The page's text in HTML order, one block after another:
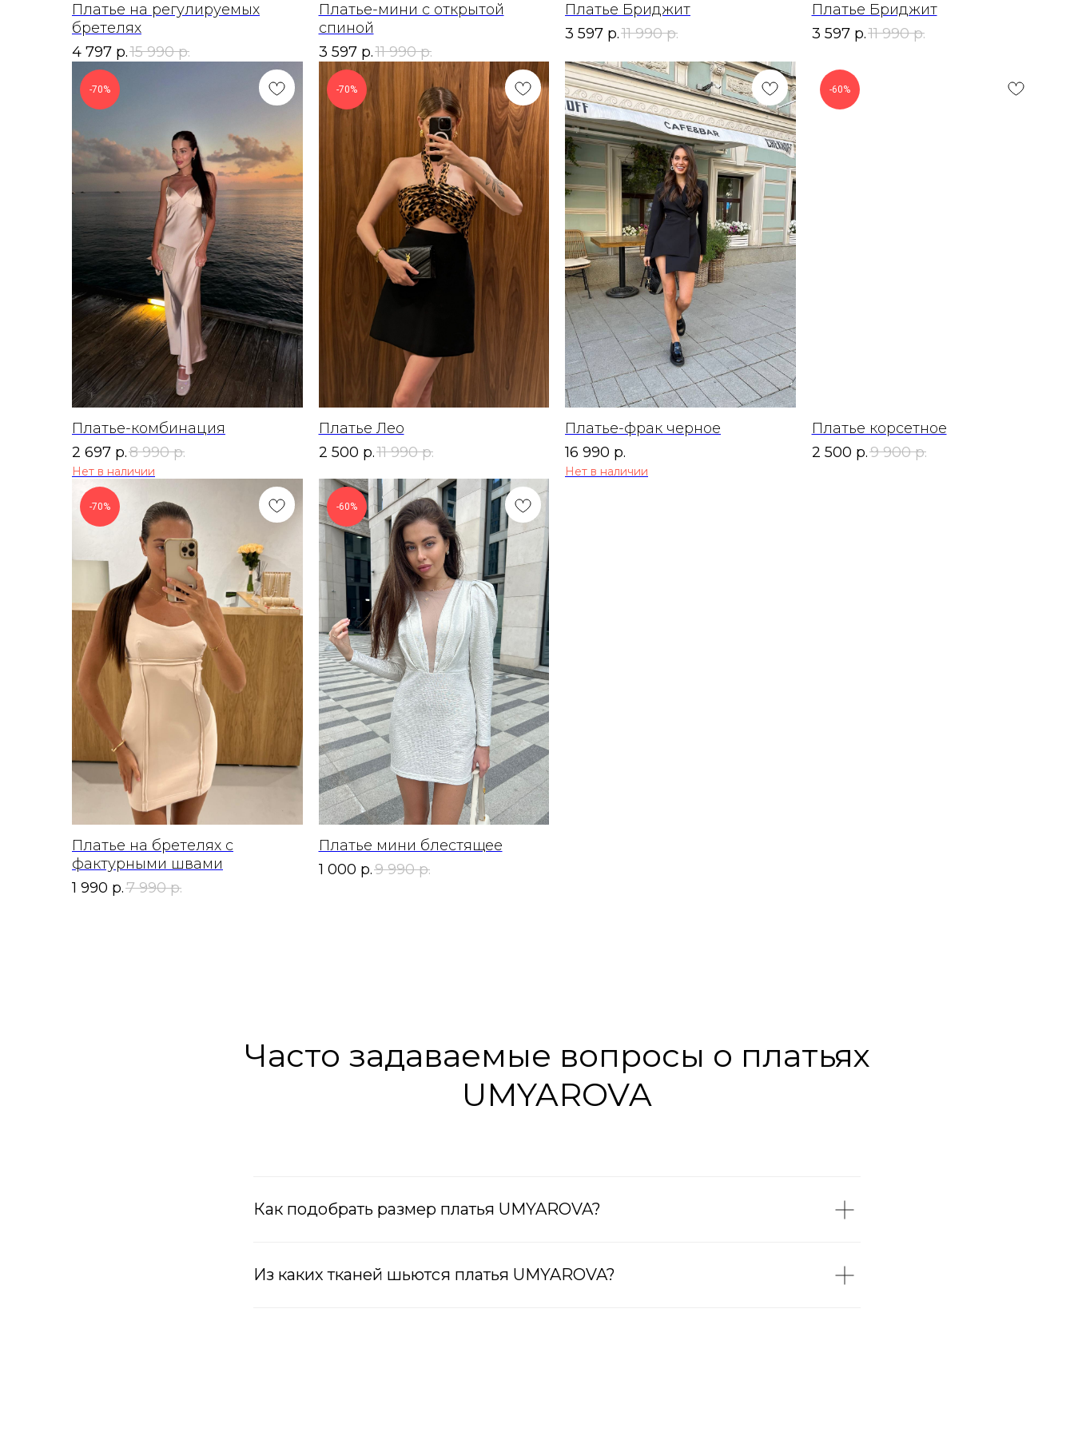
Платье на регулируемых
бретелях
4 797 р.15 990 р.
Платье-мини с открытой
спиной
3 597 р.11 990 р.
Платье Бриджит
3 597 р.11 990 р.
Платье Бриджит
3 597 р.11 990 р.
-70%
Платье-комбинация
2 697 р.8 990 р.
Нет в наличии
-70%
Платье Лео
2 500 р.11 990 р.
Платье-фрак черное
16 990 р.
Нет в наличии
-60%
Платье корсетное
2 500 р.9 900 р.
-70%
Платье на бретелях с
фактурными швами
1 990 р.7 990 р.
-60%
Платье мини блестящее
1 000 р.9 990 р.
Часто задаваемые вопросы о платьях
UMYAROVA
Как подобрать размер платья UMYAROVA?
Из каких тканей шьются платья UMYAROVA?